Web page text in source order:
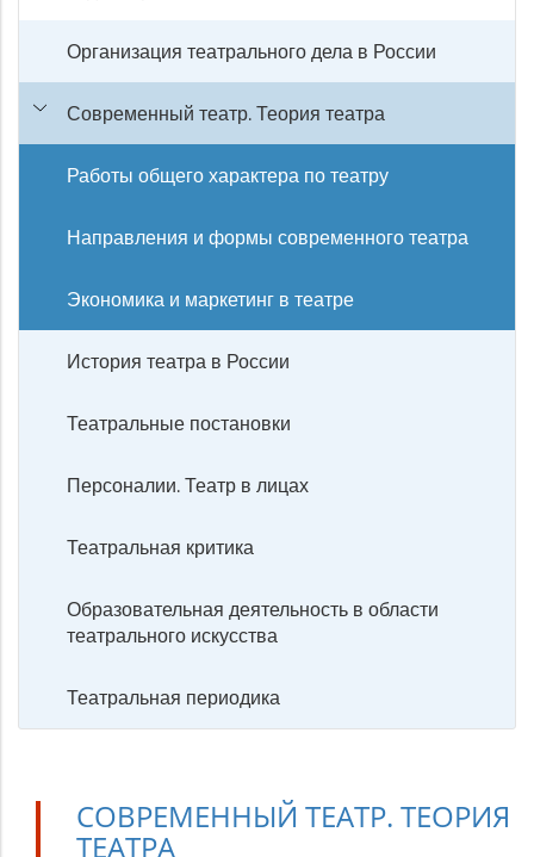
Организация театрального дела в России
Современный театр. Теория театра
Работы общего характера по театру
Направления и формы современного театра
Экономика и маркетинг в театре
История театра в России
Театральные постановки
Персоналии. Театр в лицах
Театральная критика
Образовательная деятельность в области
театрального искусства
Театральная периодика
СОВРЕМЕННЫЙ ТЕАТР. ТЕОРИЯ
ТЕАТРА